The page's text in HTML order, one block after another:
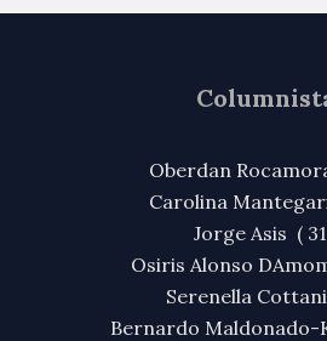
Oberdan
Carolina
Jorge Asis (
Osiris Alonso
Serenella
Bernardo Maldonado-